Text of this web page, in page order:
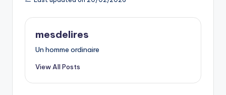
mesdelires
Un homme ordinaire
View All Posts